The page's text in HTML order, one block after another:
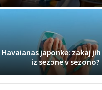
Havaianas japonke: zakaj
iz sezone v sezono?